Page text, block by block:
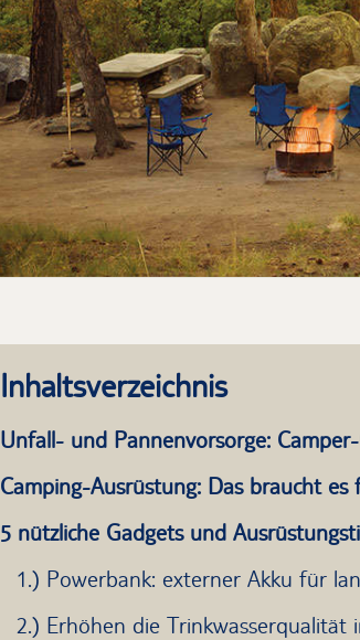
Inhaltsverzeichnis
Unfall- und Pannenvorsorge:
Camping-Ausrüstung: Das braucht
5 nützliche Gadgets und
1.) Powerbank: externer Akku für
2.) Erhöhen die Trinkwasserqualität